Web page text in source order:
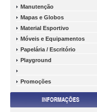
Manutenção
Mapas e Globos
Material Esportivo
Móveis e Equipamentos
Papelária / Escritório
Playground
Promoções